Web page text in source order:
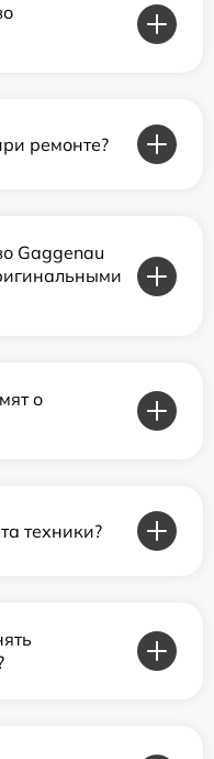
ремонте?
Gaggenau
о
техники?